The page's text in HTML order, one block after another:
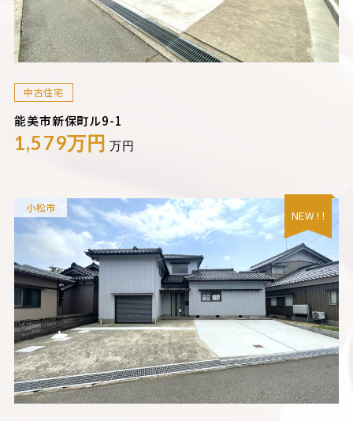
中古住宅
能美市新保町ル9-1
1,579万円 万円
小松市
NEW ! !